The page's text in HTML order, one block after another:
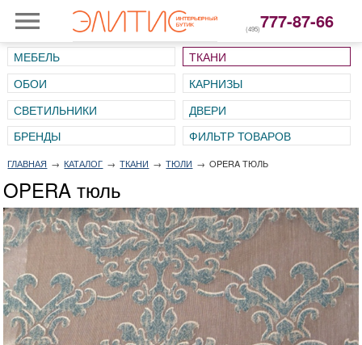
(495)777-87-66
МЕБЕЛЬ
ТКАНИ
ОБОИ
КАРНИЗЫ
СВЕТИЛЬНИКИ
ДВЕРИ
ГЛАВНАЯ → КАТАЛОГ → ТКАНИ → ТЮЛИ → OPERA ТЮЛЬ
OPERA тюль